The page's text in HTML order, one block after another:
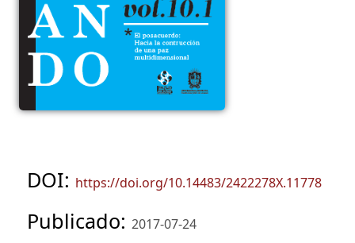
DOI: https://doi.org/10.14483/2422278X.11778
Publicado: 2017-07-24